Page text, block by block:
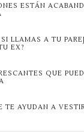
ESTÁN
LLAMAS A TU
EX?
QUE
TE AYUDAN A